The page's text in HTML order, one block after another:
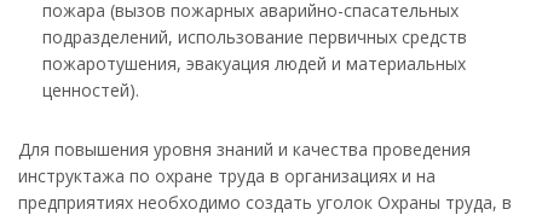
пожара (вызов пожарных аварийно-спасательных
подразделений, использование первичных средств
пожаротушения, эвакуация людей и материальных
ценностей).
Для повышения уровня знаний и качества проведения
инструктажа по охране труда в организациях и на
предприятиях необходимо создать уголок Охраны труда, в